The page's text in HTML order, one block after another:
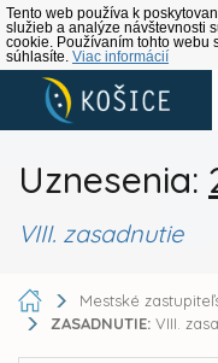
Tento web používa k
služieb a analýze návštevnosti
cookie. Používaním tohto webu
súhlasíte. Viac informácií
Uznesenia:
VIII. zasadnutie
Mestské
ZASADNUTIE: VIII.